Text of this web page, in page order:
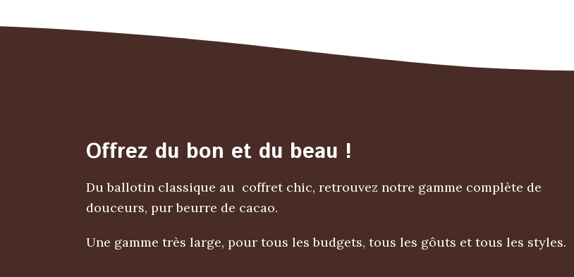
Offrez du bon et du beau !
Du ballotin classique au coffret chic, retrouvez notre gamme complète de
douceurs, pur beurre de cacao.
Une gamme très large, pour tous les budgets, tous les gôuts et tous les styles.